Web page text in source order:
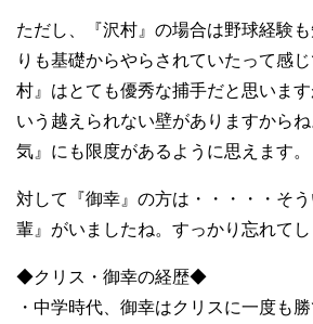
ただし、『沢村』の場合は野球経験
りも基礎からやらされていたって感
村』はとても優秀な捕手だと思いま
いう越えられない壁がありますから
気』にも限度があるように思えます。
対して『御幸』の方は・・・・・そ
輩』がいましたね。すっかり忘れてし
◆クリス・御幸の経歴◆
・中学時代、御幸はクリスに一度も